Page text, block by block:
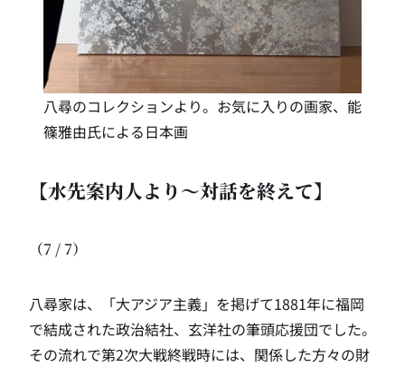
八尋のコレクションより。お気に入りの画家、能
篠雅由氏による日本画
【水先案内人より〜対話を終えて】
（7 / 7）
八尋家は、「大アジア主義」を掲げて1881年に福岡
で結成された政治結社、玄洋社の筆頭応援団でした。
その流れで第2次大戦終戦時には、関係した方々の財